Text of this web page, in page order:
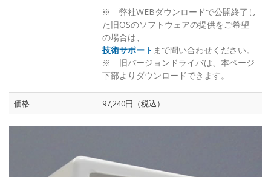
※ 弊社WEBダウンロードで公開終了し
た旧OSのソフトウェアの提供をご希望
の場合は、
技術サポート まで問い合わせください。
※ 旧バージョンドライバは、本ページ
下部よりダウンロードできます。
価格 97,240円（税込）